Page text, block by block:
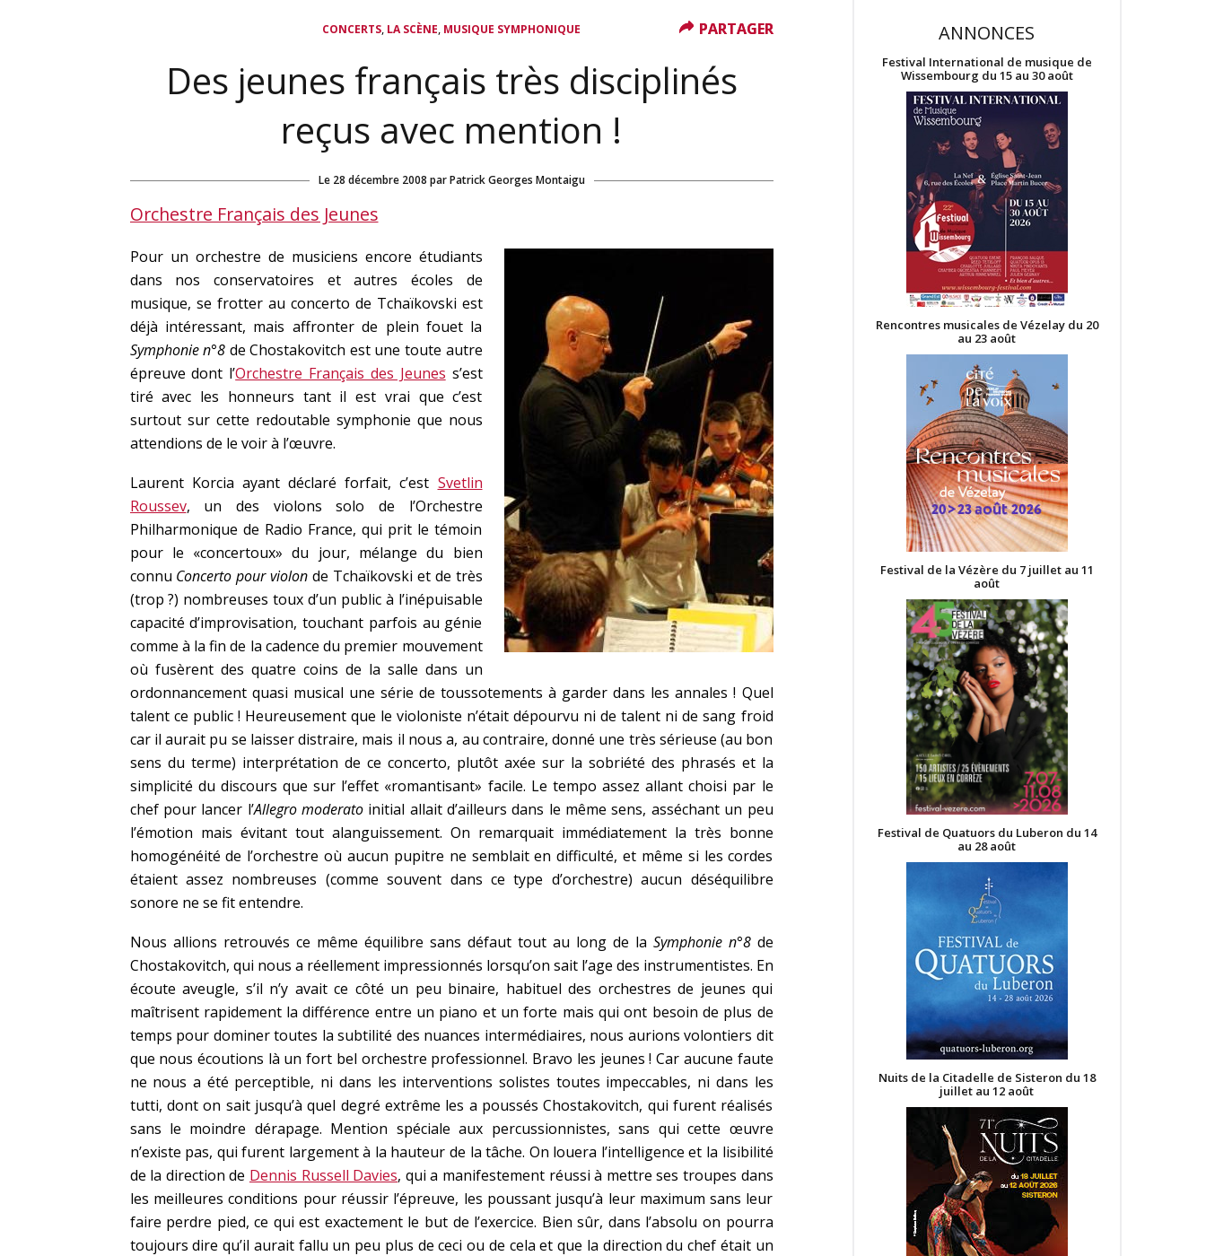
CONCERTS, LA SCÈNE, MUSIQUE SYMPHONIQUE
Des jeunes français très disciplinés
reçus avec mention !
Le 28 décembre 2008 par Patrick Georges Montaigu
Orchestre Français des Jeunes
Pour un orchestre de musiciens encore étudiants
dans nos conservatoires et autres écoles de
musique, se frotter au concerto de Tchaïkovski est
déjà intéressant, mais affronter de plein fouet la
Symphonie n°8 de Chostakovitch est une toute autre
épreuve dont l’Orchestre Français des Jeunes s’est
tiré avec les honneurs tant il est vrai que c’est
surtout sur cette redoutable symphonie que nous
attendions de le voir à l’œuvre.
Laurent Korcia ayant déclaré forfait, c’est Svetlin
Roussev, un des violons solo de l’Orchestre
Philharmonique de Radio France, qui prit le témoin
pour le «concertoux» du jour, mélange du bien
connu Concerto pour violon de Tchaïkovski et de très
(trop ?) nombreuses toux d’un public à l’inépuisable
capacité d’improvisation, touchant parfois au génie
comme à la fin de la cadence du premier mouvement
où fusèrent des quatre coins de la salle dans un
ordonnancement quasi musical une série de toussotements à garder dans les annales ! Quel
talent ce public ! Heureusement que le violoniste n’était dépourvu ni de talent ni de sang froid
car il aurait pu se laisser distraire, mais il nous a, au contraire, donné une très sérieuse (au bon
sens du terme) interprétation de ce concerto, plutôt axée sur la sobriété des phrasés et la
simplicité du discours que sur l’effet «romantisant» facile. Le tempo assez allant choisi par le
chef pour lancer l’Allegro moderatoinitial allait d’ailleurs dans le même sens, asséchant un peu
l’émotion mais évitant tout alanguissement. On remarquait immédiatement la très bonne
homogénéité de l’orchestre où aucun pupitre ne semblait en difficulté, et même si les cordes
étaient assez nombreuses (comme souvent dans ce type d’orchestre) aucun déséquilibre
sonore ne se fit entendre.
Nous allions retrouvés ce même équilibre sans défaut tout au long de la Symphonie n°8de
Chostakovitch, qui nous a réellement impressionnés lorsqu’on sait l’age des instrumentistes. En
écoute aveugle, s’il n’y avait ce côté un peu binaire, habituel des orchestres de jeunes qui
maîtrisent rapidement la différence entre un piano et un forte mais qui ont besoin de plus de
temps pour dominer toutes la subtilité des nuances intermédiaires, nous aurions volontiers dit
que nous écoutions là un fort bel orchestre professionnel. Bravo les jeunes ! Car aucune faute
ne nous a été perceptible, ni dans les interventions solistes toutes impeccables, ni dans les
tutti, dont on sait jusqu’à quel degré extrême les a poussés Chostakovitch, qui furent réalisés
sans le moindre dérapage. Mention spéciale aux percussionnistes, sans qui cette œuvre
n’existe pas, qui furent largement à la hauteur de la tâche. On louera l’intelligence et la lisibilité
de la direction de Dennis Russell Davies, qui a manifestement réussi à mettre ses troupes dans
les meilleures conditions pour réussir l’épreuve, les poussant jusqu’à leur maximum sans leur
faire perdre pied, ce qui est exactement le but de l’exercice. Bien sûr, dans l’absolu on pourra
toujours dire qu’il aurait fallu un peu plus de ceci ou de cela et que la direction du chef était un
PARTAGER
PARTAGER ANNONCES
Festival International de musique de
Wissembourg du 15 au 30 août
Rencontres musicales de Vézelay du 20
au 23 août
Festival de la Vézère du 7 juillet au 11
août
Festival de Quatuors du Luberon du 14
au 28 août
Nuits de la Citadelle de Sisteron du 18
juillet au 12 août